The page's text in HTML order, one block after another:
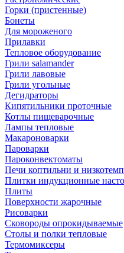
Горки (пристенные)
Бонеты
Для мороженого
Прилавки
Тепловое оборудование
Грили salamander
Грили лавовые
Грили угольные
Дегидраторы
Кипятильники проточные
Котлы пищеварочные
Лампы тепловые
Макароноварки
Пароварки
Пароконвектоматы
Печи коптильни и
Плитки индукционные
Плиты
Поверхности жарочные
Рисоварки
Сковороды опрокидываемые
Столы и полки тепловые
Термомиксеры